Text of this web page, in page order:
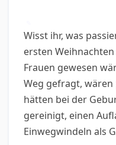
Wisst ihr, was
ersten
Frauen gewesen
Weg gefragt,
hätten bei der
gereinigt, einen
Einwegwindeln als